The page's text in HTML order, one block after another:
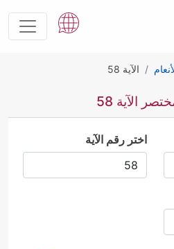
الآية 58
الآية 58
اختر رقم الآية